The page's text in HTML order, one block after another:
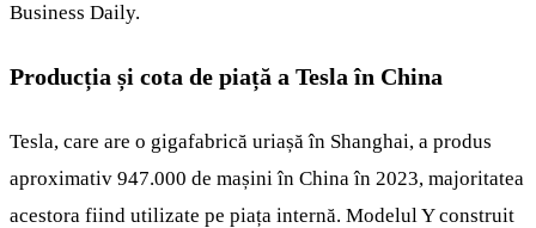
Business Daily.
Producția și cota de piață a Tesla în China
Tesla, care are o gigafabrică uriașă în Shanghai, a produs
aproximativ 947.000 de mașini în China în 2023, majoritatea
acestora fiind utilizate pe piața internă. Modelul Y construit